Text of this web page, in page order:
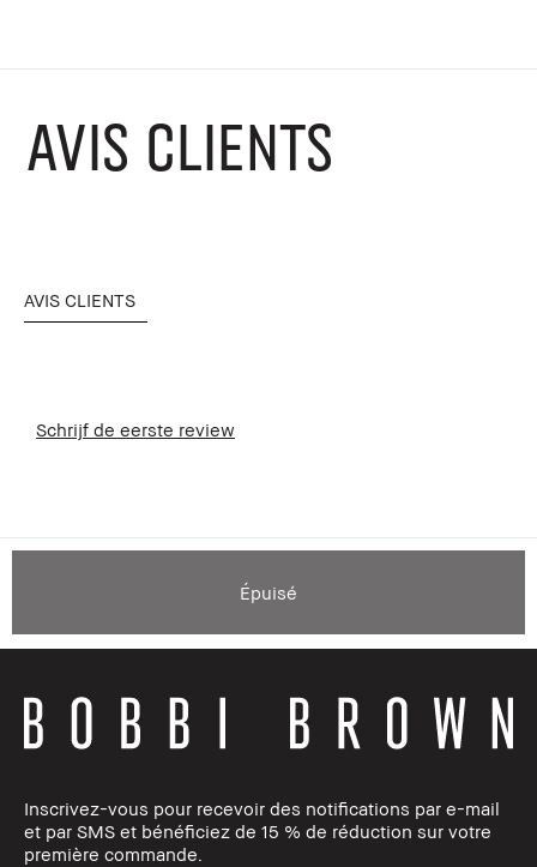
AVIS CLIENTS
AVIS CLIENTS
Schrijf de eerste review
Épuisé
Inscrivez-vous pour recevoir des notifications par e-mail
et par SMS et bénéficiez de 15 % de réduction sur votre
première commande.